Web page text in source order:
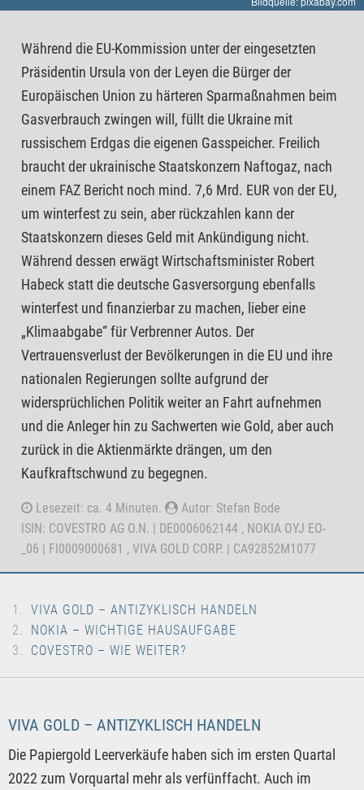
Während die EU-Kommission unter der eingesetzten
Präsidentin Ursula von der Leyen die Bürger der
Europäischen Union zu härteren Sparmaßnahmen beim
Gasverbrauch zwingen will, füllt die Ukraine mit
russischem Erdgas die eigenen Gasspeicher. Freilich
braucht der ukrainische Staatskonzern Naftogaz, nach
einem FAZ Bericht noch mind. 7,6 Mrd. EUR von der EU,
um winterfest zu sein, aber rückzahlen kann der
Staatskonzern dieses Geld mit Ankündigung nicht.
Während dessen erwägt Wirtschaftsminister Robert
Habeck statt die deutsche Gasversorgung ebenfalls
winterfest und finanzierbar zu machen, lieber eine
„Klimaabgabe“ für Verbrenner Autos. Der
Vertrauensverlust der Bevölkerungen in die EU und ihre
nationalen Regierungen sollte aufgrund der
widersprüchlichen Politik weiter an Fahrt aufnehmen
und die Anleger hin zu Sachwerten wie Gold, aber auch
zurück in die Aktienmärkte drängen, um den
Kaufkraftschwund zu begegnen.
Lesezeit: ca. 4 Minuten.
Autor: Stefan Bode
ISIN: COVESTRO AG O.N. | DE0006062144 , NOKIA OYJ EO-
_06 | FI0009000681 , VIVA GOLD CORP. | CA92852M1077
VIVA GOLD – ANTIZYKLISCH HANDELN
NOKIA – WICHTIGE HAUSAUFGABE
COVESTRO – WIE WEITER?
VIVA GOLD – ANTIZYKLISCH HANDELN
Die Papiergold Leerverkäufe haben sich im ersten Quartal
2022 zum Vorquartal mehr als verfünffacht. Auch im